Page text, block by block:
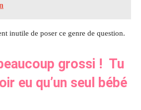
inutile de poser ce genre de question.
grossi ! Tu
eu qu’un seul bébé